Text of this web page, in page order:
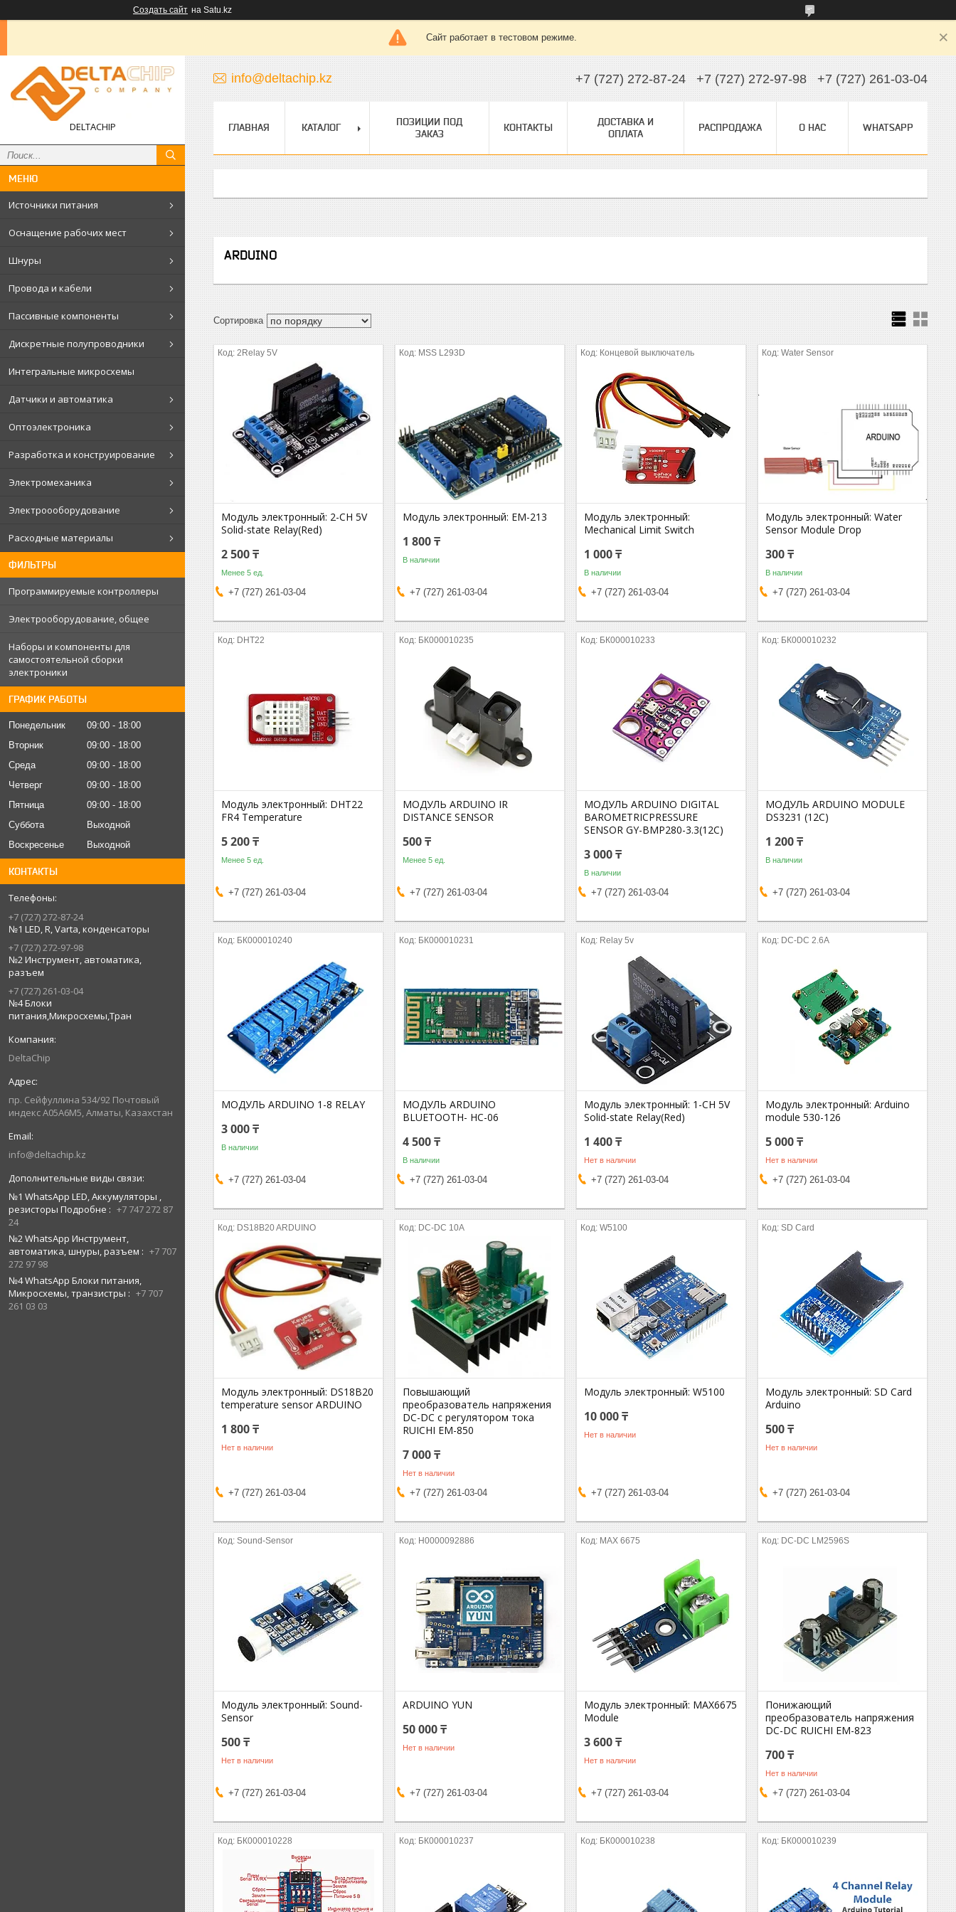
Создать сайт на Satu.kz
Сайт работает в тестовом режиме.
DELTACHIP
Источники питания
Оснащение рабочих мест
Шнуры
Провода и кабели
Пассивные компоненты
Дискретные полупроводники
Интегральные микросхемы
Датчики и автоматика
Оптоэлектроника
Разработка и конструирование
Электромеханика
Электроооборудование
Расходные материалы
ФИЛЬТРЫ
Программируемые контроллеры
Электрооборудование, общее
Наборы и компоненты для
самостоятельной сборки
электроники
ГРАФИК РАБОТЫ
Понедельник 09:00
18:00
Вторник
09:00
18:00
Среда
09:00
18:00
Четверг
09:00
18:00
Пятница
09:00
18:00
Суббота
Выходной
Воскресенье
Выходной
КОНТАКТЫ
+7 (727) 272-87-24
№1 LED, R, Varta, конденсаторы
+7 (727) 272-97-98
№2 Инструмент, автоматика,
разъем
+7 (727) 261-03-04
№4 Блоки
питания,Микросхемы,Тран
DeltaChip
пр. Сейфуллина 534/92 Почтовый
индекс A05A6M5, Алматы, Казахстан
info@deltachip.kz
№1 WhatsApp LED, Аккумуляторы ,
резисторы Подробне
+7 747 272 87
24
№2 WhatsApp Инструмент,
автоматика, шнуры, разъем
+7 707
272 97 98
№4 WhatsApp Блоки питания,
Микросхемы, транзистры
+7 707
261 03 03
info@deltachip.kz +7 (727) 272-87-24 +7 (727) 272-97-98 +7 (727) 261-03-04
ГЛАВНАЯ КАТАЛОГ
ПОЗИЦИИ ПОД
ЗАКАЗ
КОНТАКТЫ
ДОСТАВКА И
ОПЛАТА
РАСПРОДАЖА О НАС WHATSAPP
ARDUINO
2Relay 5V
Модуль электронный: 2-СH 5V
Solid-state Relay(Red)
2 500 ₸
Менее 5 ед.
+7 (727) 261-03-04
MSS L293D
Модуль электронный: EM-213
1 800 ₸
В наличии
+7 (727) 261-03-04
Концевой выключатель
Модуль электронный:
Mechanical Limit Switch
1 000 ₸
В наличии
+7 (727) 261-03-04
Water Sensor
Модуль электронный: Water
Sensor Module Drop
300 ₸
В наличии
+7 (727) 261-03-04
DHT22
Модуль электронный: DHT22
FR4 Temperature
5 200 ₸
Менее 5 ед.
+7 (727) 261-03-04
БК000010235
МОДУЛЬ ARDUINO IR
DISTANCE SENSOR
500 ₸
Менее 5 ед.
+7 (727) 261-03-04
БК000010233
МОДУЛЬ ARDUINO DIGITAL
BAROMETRICPRESSURE
SENSOR GY-BMP280-3.3(12C)
3 000 ₸
В наличии
+7 (727) 261-03-04
БК000010232
МОДУЛЬ ARDUINO MODULE
DS3231 (12C)
1 200 ₸
В наличии
+7 (727) 261-03-04
БК000010240
МОДУЛЬ ARDUINO 1-8 RELAY
3 000 ₸
В наличии
+7 (727) 261-03-04
БК000010231
МОДУЛЬ ARDUINO
BLUETOOTH- HC-06
4 500 ₸
В наличии
+7 (727) 261-03-04
Relay 5v
Модуль электронный: 1-СH 5V
Solid-state Relay(Red)
1 400 ₸
Нет в наличии
+7 (727) 261-03-04
DC-DC 2.6A
Модуль электронный: Arduino
module 530-126
5 000 ₸
Нет в наличии
+7 (727) 261-03-04
DS18B20 ARDUINO
Модуль электронный: DS18B20
temperature sensor ARDUINO
1 800 ₸
Нет в наличии
+7 (727) 261-03-04
DC-DC 10A
Повышающий
преобразователь напряжения
DC-DC с регулятором тока
RUICHI EM-850
7 000 ₸
Нет в наличии
+7 (727) 261-03-04
W5100
Модуль электронный: W5100
10 000 ₸
Нет в наличии
+7 (727) 261-03-04
SD Card
Модуль электронный: SD Card
Arduino
500 ₸
Нет в наличии
+7 (727) 261-03-04
Sound-Sensor
Модуль электронный: Sound-
Sensor
500 ₸
Нет в наличии
+7 (727) 261-03-04
Н0000092886
ARDUINO YUN
50 000 ₸
Нет в наличии
+7 (727) 261-03-04
MAX 6675
Модуль электронный: MAX6675
Module
3 600 ₸
Нет в наличии
+7 (727) 261-03-04
DC-DC LM2596S
Понижающий
преобразователь напряжения
DC-DC RUICHI EM-823
700 ₸
Нет в наличии
+7 (727) 261-03-04
БК000010228 БК000010237 БК000010238 БК000010239